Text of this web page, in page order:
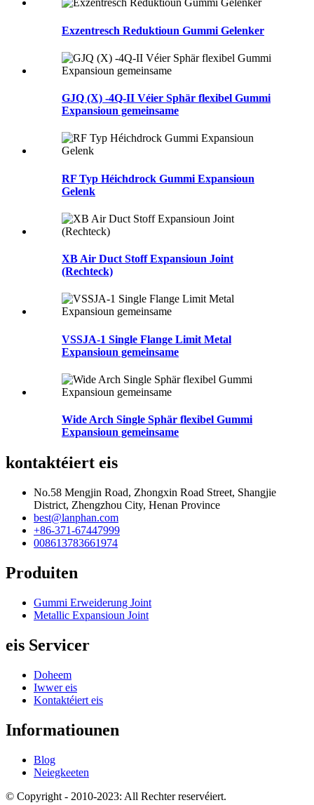
Exzentresch Reduktioun Gummi Gelenker
GJQ (X) -4Q-II Véier Sphär flexibel Gummi
Expansioun gemeinsame
RF Typ Héichdrock Gummi Expansioun
Gelenk
XB Air Duct Stoff Expansioun Joint
(Rechteck)
VSSJA-1 Single Flange Limit Metal
Expansioun gemeinsame
Wide Arch Single Sphär flexibel Gummi
Expansioun gemeinsame
kontaktéiert eis
No.58 Mengjin Road, Zhongxin Road Street, Shangjie
District, Zhengzhou City, Henan Province
best@lanphan.com
+86-371-67447999
008613783661974
Produiten
Gummi Erweiderung Joint
Metallic Expansioun Joint
eis Servicer
Doheem
Iwwer eis
Kontaktéiert eis
Informatiounen
Blog
Neiegkeeten
© Copyright - 2010-2023: All Rechter reservéiert.